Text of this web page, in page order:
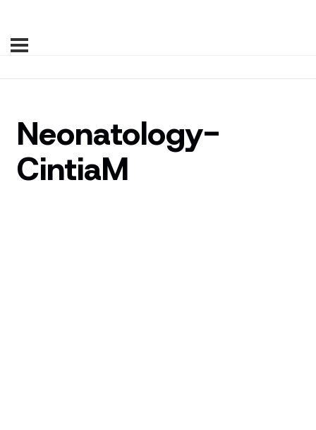
Neonatology-
CintiaM